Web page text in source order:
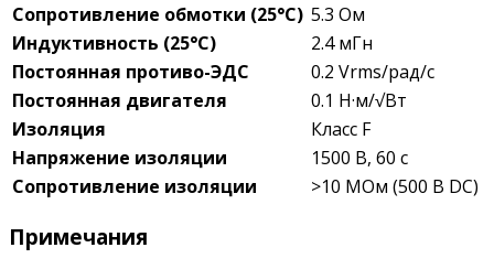
Сопротивление обмотки (25°C) 5.3 Ом
Индуктивность (25°C)
2.4 мГн
Постоянная противо-ЭДС
0.2 Vrms/рад/с
Постоянная двигателя
0.1 Н·м/√Вт
Изоляция
Класс F
Напряжение изоляции
1500 В, 60 с
Сопротивление изоляции
>10 МОм (500 В DC)
Примечания